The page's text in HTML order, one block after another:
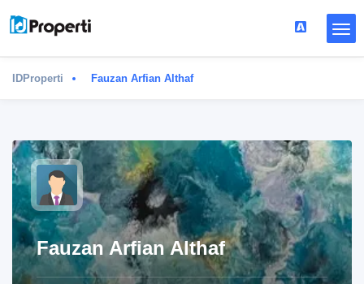
IDProperti Fauzan Arfian Althaf
Fauzan Arfian Althaf